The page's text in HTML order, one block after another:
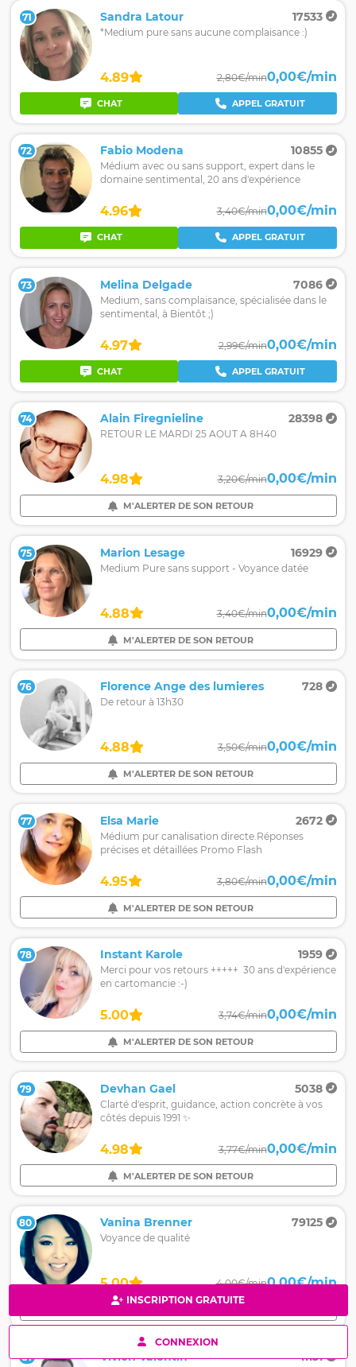
INSCRIPTION GRATUITE
CONNEXION
71 Sandra Latour 17533
*Medium pure sans aucune complaisance :)
4.89 2,80€/min0,00€/min
CHAT APPEL GRATUIT
72 Fabio Modena 10855
Médium avec ou sans support, expert dans le
domaine sentimental, 20 ans d'expérience
4.96 3,40€/min0,00€/min
CHAT APPEL GRATUIT
73 Melina Delgade 7086
Medium, sans complaisance, spécialisée dans le
sentimental, à Bientôt ;)
4.97 2,99€/min0,00€/min
CHAT APPEL GRATUIT
74 Alain Firegnieline 28398
RETOUR LE MARDI 25 AOUT A 8H40
4.98 3,20€/min0,00€/min
M'ALERTER DE SON RETOUR
75 Marion Lesage 16929
Medium Pure sans support - Voyance datée
4.88 3,40€/min0,00€/min
M'ALERTER DE SON RETOUR
76 Florence Ange des lumieres 728
De retour à 13h30
4.88 3,50€/min0,00€/min
M'ALERTER DE SON RETOUR
77 Elsa Marie 2672
Médium pur canalisation directe.Réponses
précises et détaillées Promo Flash
4.95 3,80€/min0,00€/min
M'ALERTER DE SON RETOUR
78 Instant Karole 1959
Merci pour vos retours +++++ 30 ans d'expérience
en cartomancie :-)
5.00 3,74€/min0,00€/min
M'ALERTER DE SON RETOUR
79 Devhan Gael 5038
Clarté d'esprit, guidance, action concrète à vos
côtés depuis 1991 ✨
4.98 3,77€/min0,00€/min
M'ALERTER DE SON RETOUR
80 Vanina Brenner 79125
Voyance de qualité
5.00 4,00€/min0,00€/min
81 Vivien Valentin 11131